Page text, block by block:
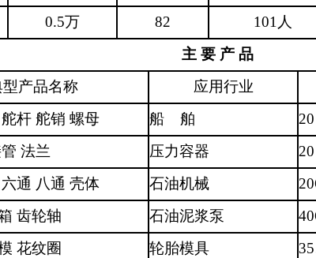
0.5万 82 101人
主 要 产 品
型产品名称
应用行业
杆 舵销 螺母
船 舶
法兰
压力容器
通 八通 壳体 石油机械
齿轮轴
石油泥浆泵
花纹圈
轮胎模具 35